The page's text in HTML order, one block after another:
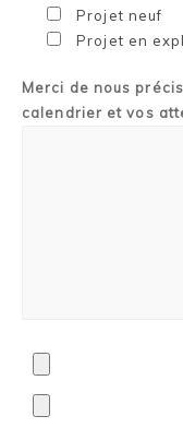
Projet neuf
Projet en
Merci de nous
calendrier et vos